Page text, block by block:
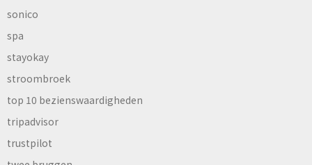
sonico
spa
stayokay
stroombroek
top 10 bezienswaardigheden
tripadvisor
trustpilot